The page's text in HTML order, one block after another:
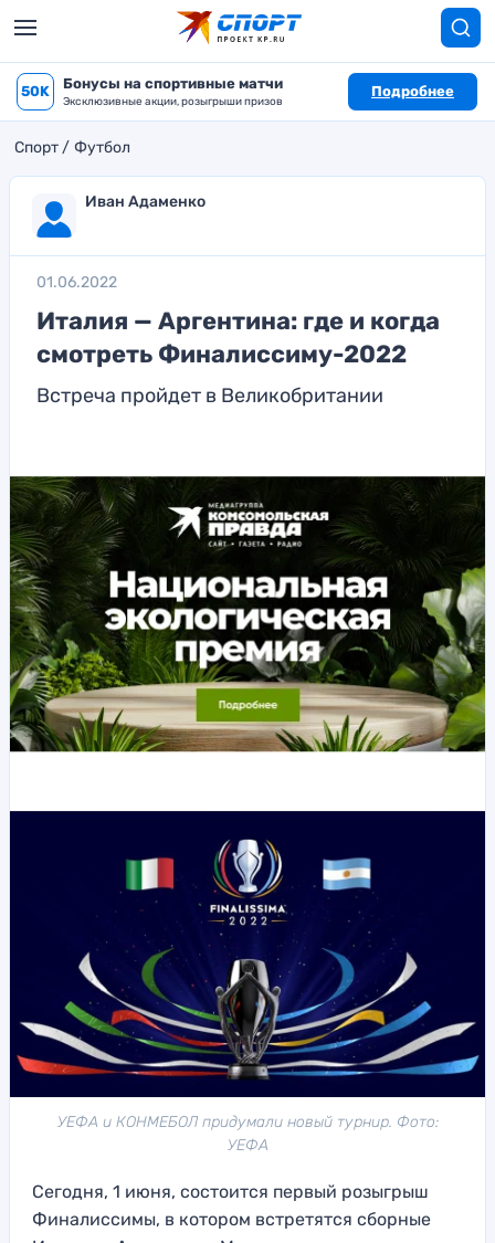
50K Бонусы на спортивные матчи
Эксклюзивные акции, розыгрыши призов
Подробнее
Спорт Футбол
Иван Адаменко
01.06.2022
Италия — Аргентина: где и когда
смотреть Финалиссиму-2022
Встреча пройдет в Великобритании
УЕФА и КОНМЕБОЛ придумали новый турнир. Фото:
УЕФА
Сегодня, 1 июня, состоится первый розыгрыш
Финалиссимы, в котором встретятся сборные